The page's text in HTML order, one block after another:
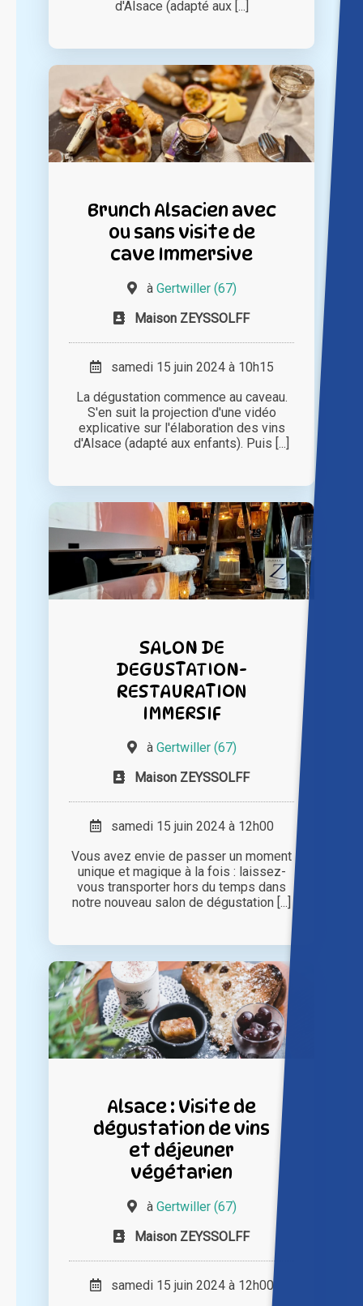
d'Alsace (adapté aux [...]
Brunch Alsacien avec
ou sans visite de
cave Immersive
à Gertwiller (67)
Maison ZEYSSOLFF
samedi 15 juin 2024 à 10h15
La dégustation commence au caveau.
S'en suit la projection d'une vidéo
explicative sur l'élaboration des vins
d'Alsace (adapté aux enfants). Puis [...]
SALON DE
DEGUSTATION-
RESTAURATION
IMMERSIF
à Gertwiller (67)
Maison ZEYSSOLFF
samedi 15 juin 2024 à 12h00
Vous avez envie de passer un moment
unique et magique à la fois : laissez-
vous transporter hors du temps dans
notre nouveau salon de dégustation [...]
Alsace : Visite de
dégustation de vins
et déjeuner
végétarien
à Gertwiller (67)
Maison ZEYSSOLFF
samedi 15 juin 2024 à 12h00